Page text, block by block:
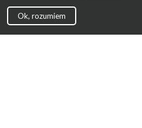
Ok, rozumiem